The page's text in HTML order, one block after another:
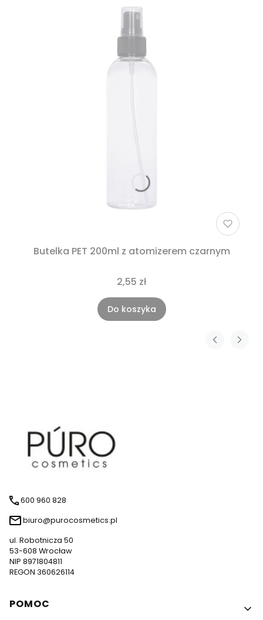
Butelka PET 200ml z atomizerem czarnym
2,55 zł
Do koszyka
600 960 828
biuro@purocosmetics.pl
ul. Robotnicza 50
53-608 Wrocław
NIP 8971804811
REGON 360626114
Linki w stopce
POMOC